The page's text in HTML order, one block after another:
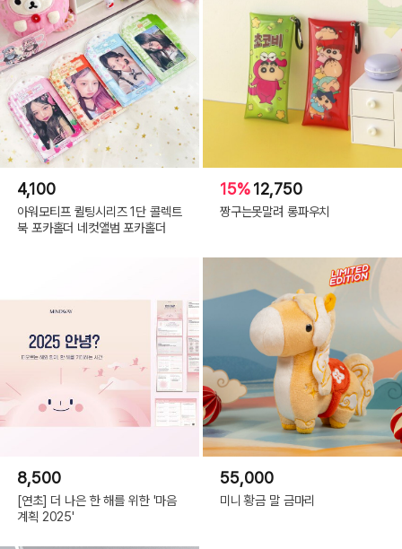
4,100
아워모티프 퀼팅시리즈 1단 콜렉트
북 포카홀더 네컷앨범 포카홀더
15%12,750
짱구는못말려 롱파우치
8,500
[연초] 더 나은 한 해를 위한 '마음
계획 2025'
55,000
미니 황금 말 금마리